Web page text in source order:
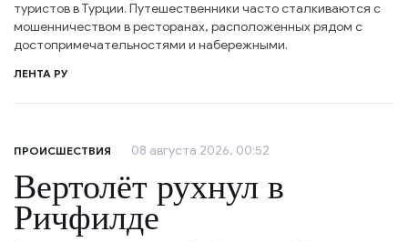
туристов в Турции. Путешественники часто сталкиваются с
мошенничеством в ресторанах, расположенных рядом с
достопримечательностями и набережными.
ЛЕНТА РУ
ПРОИСШЕСТВИЯ 08 августа 2026, 00:52
Вертолёт рухнул в
Ричфилде